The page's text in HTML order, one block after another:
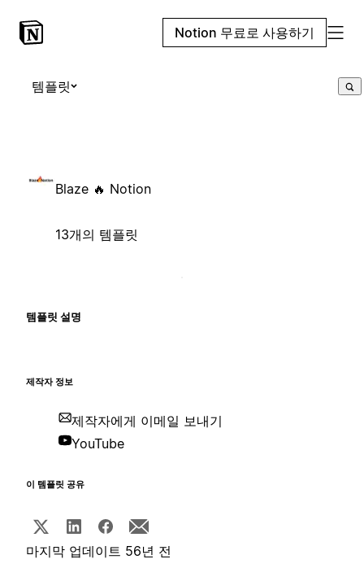
Notion 무료로 사용하기
템플릿
Blaze 🔥 Notion
13개의 템플릿
템플릿 설명
제작자 정보
제작자에게 이메일 보내기
YouTube
이 템플릿 공유
마지막 업데이트 56년 전